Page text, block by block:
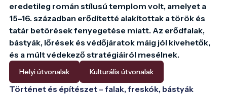
eredetileg román stílusú templom volt, amelyet a
15–16. században erődítetté alakítottak a török és
tatár betörések fenyegetése miatt. Az erődfalak,
bástyák, lőrések és védőjáratok máig jól kivehetők,
és a múlt védekező stratégiáiról mesélnek.
Helyi útvonalak Kulturális útvonalak
Történet és építészet – falak, freskók, bástyák